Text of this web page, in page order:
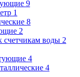
9
1
8
2
воды 2
4
4